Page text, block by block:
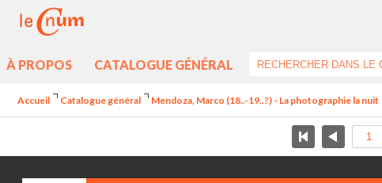
À PROPOS CATALOGUE GÉNÉRAL
Accueil Catalogue général Mendoza, Marco (18..-19..?) - La photographie la nuit